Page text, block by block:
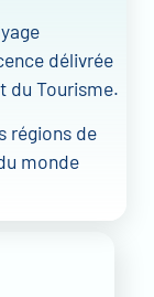
délivrée
du Tourisme.
régions de
monde